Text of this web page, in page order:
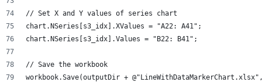
// Set X and Y values of series chart
chart.NSeries[s3_idx].XValues = "A22: A41";
chart.NSeries[s3_idx].Values = "B22: B41";
// Save the workbook
workbook.Save(outputDir +